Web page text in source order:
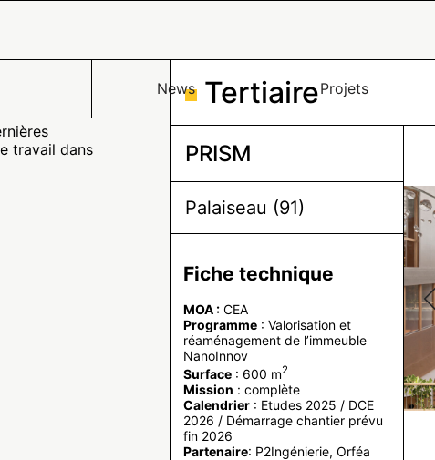
News Projets
travail dans
Tertiaire
PRISM
Palaiseau (91)
Fiche technique
MOA : CEA
Programme : Valorisation et
réaménagement de l’immeuble
NanoInnov
Surface : 600 m2
Mission : complète
Calendrier : Etudes 2025 / DCE
2026 / Démarrage chantier prévu
fin 2026
Partenaire: P2Ingénierie, Orféa